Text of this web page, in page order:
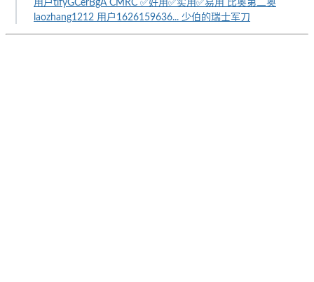
用户tlfyGCerBgA CMRC ✅好用✅实用✅易用
比奥第二奥
laozhang1212 用户1626159636... 少伯的瑞士军刀